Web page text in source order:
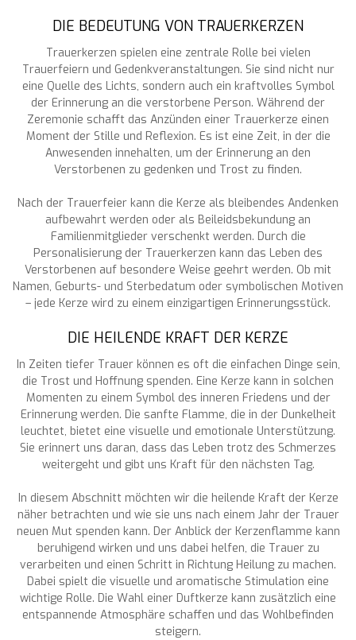
DIE BEDEUTUNG VON TRAUERKERZEN
Trauerkerzen spielen eine zentrale Rolle bei vielen
Trauerfeiern und Gedenkveranstaltungen. Sie sind nicht nur
eine Quelle des Lichts, sondern auch ein kraftvolles Symbol
der Erinnerung an die verstorbene Person. Während der
Zeremonie schafft das Anzünden einer Trauerkerze einen
Moment der Stille und Reflexion. Es ist eine Zeit, in der die
Anwesenden innehalten, um der Erinnerung an den
Verstorbenen zu gedenken und Trost zu finden.
Nach der Trauerfeier kann die Kerze als bleibendes Andenken
aufbewahrt werden oder als Beileidsbekundung an
Familienmitglieder verschenkt werden. Durch die
Personalisierung der Trauerkerzen kann das Leben des
Verstorbenen auf besondere Weise geehrt werden. Ob mit
Namen, Geburts- und Sterbedatum oder symbolischen Motiven
– jede Kerze wird zu einem einzigartigen Erinnerungsstück.
DIE HEILENDE KRAFT DER KERZE
In Zeiten tiefer Trauer können es oft die einfachen Dinge sein,
die Trost und Hoffnung spenden. Eine Kerze kann in solchen
Momenten zu einem Symbol des inneren Friedens und der
Erinnerung werden. Die sanfte Flamme, die in der Dunkelheit
leuchtet, bietet eine visuelle und emotionale Unterstützung.
Sie erinnert uns daran, dass das Leben trotz des Schmerzes
weitergeht und gibt uns Kraft für den nächsten Tag.
In diesem Abschnitt möchten wir die heilende Kraft der Kerze
näher betrachten und wie sie uns nach einem Jahr der Trauer
neuen Mut spenden kann. Der Anblick der Kerzenflamme kann
beruhigend wirken und uns dabei helfen, die Trauer zu
verarbeiten und einen Schritt in Richtung Heilung zu machen.
Dabei spielt die visuelle und aromatische Stimulation eine
wichtige Rolle. Die Wahl einer Duftkerze kann zusätzlich eine
entspannende Atmosphäre schaffen und das Wohlbefinden
steigern.